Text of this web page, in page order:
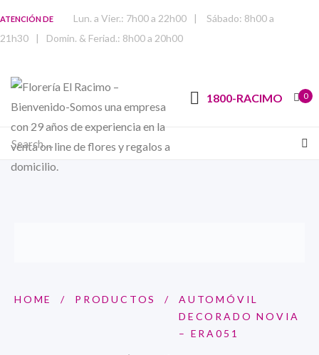
ATENCIÓN DE Lun. a Vier.: 7h00 a 22h00 |
Sábado: 8h00 a
21h30
| Domin. & Feriad.: 8h00 a 20h00
1800-RACIMO 0
HOME / PRODUCTOS /
AUTOMÓVIL
DECORADO NOVIA
– ERA051